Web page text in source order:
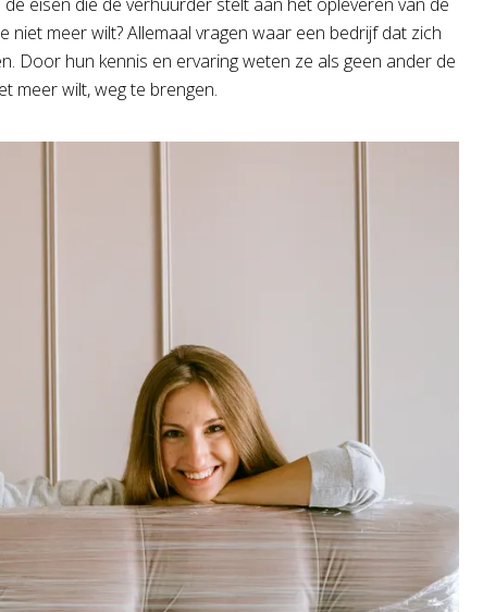
meer wilt? Allemaal vragen waar een bedrijf dat zich
Door hun kennis en ervaring weten ze als geen ander de
meer wilt, weg te brengen.